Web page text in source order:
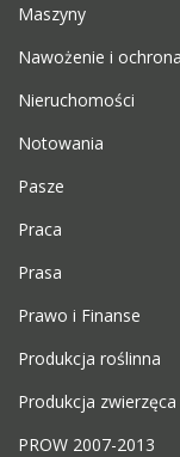
Maszyny
Nawożenie i
Nieruchomości
Notowania
Pasze
Praca
Prasa
Prawo i Finanse
Produkcja roślinna
Produkcja zwierzęca
PROW 2007-2013